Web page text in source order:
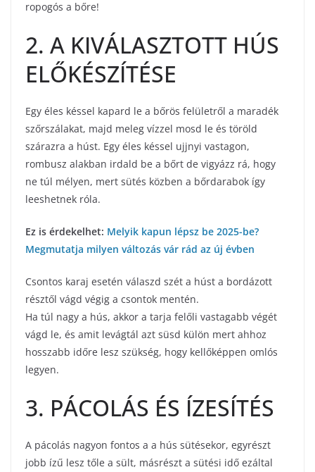
ropogós a bőre!
2. A KIVÁLASZTOTT HÚS
ELŐKÉSZÍTÉSE
Egy éles késsel kapard le a bőrös felületről a maradék
szőrszálakat, majd meleg vízzel mosd le és töröld
szárazra a húst. Egy éles késsel ujjnyi vastagon,
rombusz alakban irdald be a bőrt de vigyázz rá, hogy
ne túl mélyen, mert sütés közben a bőrdarabok így
leeshetnek róla.
Ez is érdekelhet: Melyik kapun lépsz be 2025-be?
Megmutatja milyen változás vár rád az új évben
Csontos karaj esetén válaszd szét a húst a bordázott
résztől vágd végig a csontok mentén.
Ha túl nagy a hús, akkor a tarja felőli vastagabb végét
vágd le, és amit levágtál azt süsd külön mert ahhoz
hosszabb időre lesz szükség, hogy kellőképpen omlós
legyen.
3. PÁCOLÁS ÉS ÍZESÍTÉS
A pácolás nagyon fontos a a hús sütésekor, egyrészt
jobb ízű lesz tőle a sült, másrészt a sütési idő ezáltal